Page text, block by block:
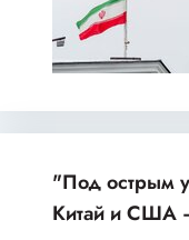
"Под острым
Китай и США